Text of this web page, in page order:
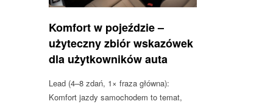
Komfort w pojeździe –
użyteczny zbiór wskazówek
dla użytkowników auta
Lead (4–8 zdań, 1× fraza główna):
Komfort jazdy samochodem to temat,